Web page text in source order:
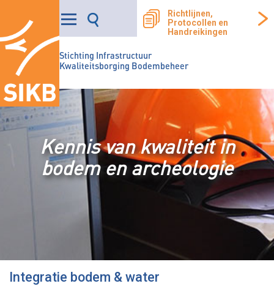
Stichting Infrastructuur
Kwaliteitsborging Bodembeheer
Richtlijnen,
Protocollen en
Handreikingen
Kennis van kwaliteit in
bodem en archeologie
Integratie bodem & water